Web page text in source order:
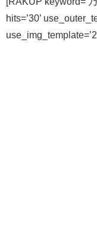
hits=’30’